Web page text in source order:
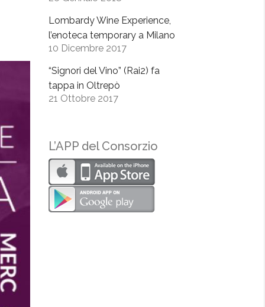
Lombardy Wine Experience,
l’enoteca temporary a Milano
10 Dicembre 2017
“Signori del Vino” (Rai2) fa
tappa in Oltrepò
21 Ottobre 2017
L’APP del Consorzio